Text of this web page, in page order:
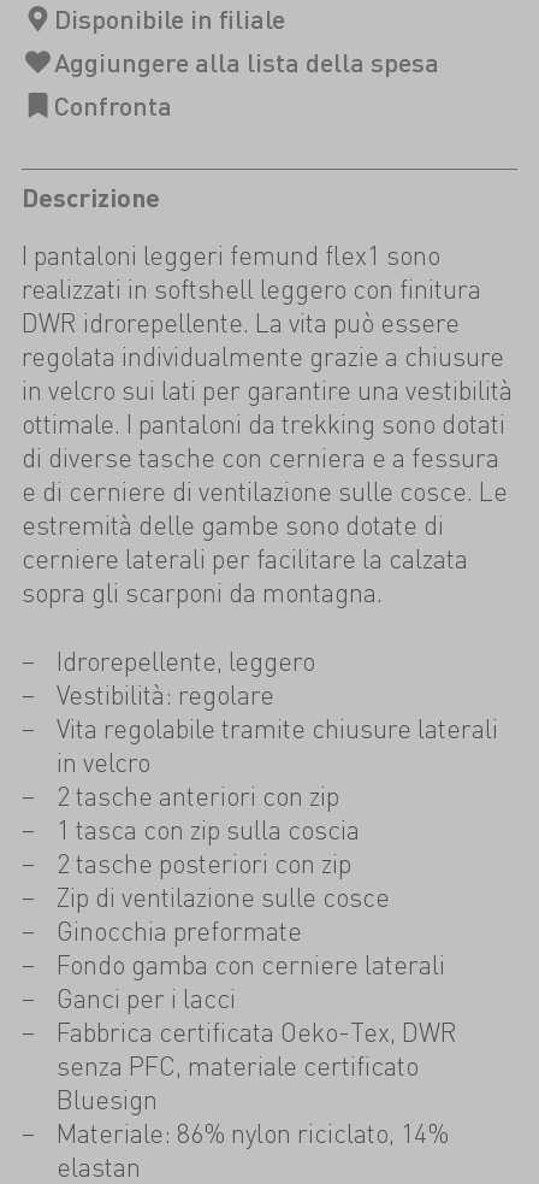
Descrizione
I pantaloni leggeri femund flex1 sono
realizzati in softshell leggero con finitura
DWR idrorepellente. La vita può essere
regolata individualmente grazie a chiusure
in velcro sui lati per garantire una vestibilità
ottimale. I pantaloni da trekking sono dotati
di diverse tasche con cerniera e a fessura
e di cerniere di ventilazione sulle cosce. Le
estremità delle gambe sono dotate di
cerniere laterali per facilitare la calzata
sopra gli scarponi da montagna.
Idrorepellente, leggero
Vestibilità: regolare
Vita regolabile tramite chiusure laterali
in velcro
2 tasche anteriori con zip
1 tasca con zip sulla coscia
2 tasche posteriori con zip
Zip di ventilazione sulle cosce
Ginocchia preformate
Fondo gamba con cerniere laterali
Ganci per i lacci
Fabbrica certificata Oeko-Tex, DWR
senza PFC, materiale certificato
Bluesign
Materiale: 86% nylon riciclato, 14%
elastan